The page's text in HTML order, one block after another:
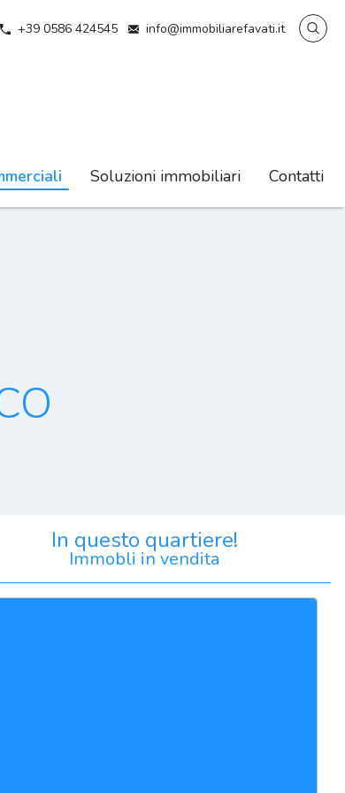
+39 0586 424545 info@immobiliarefavati.it
Soluzioni immobiliari Contatti
In questo quartiere!
Immobli in vendita